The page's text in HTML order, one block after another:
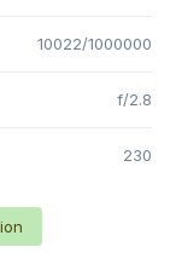
10022/1000000
f/2.8
230